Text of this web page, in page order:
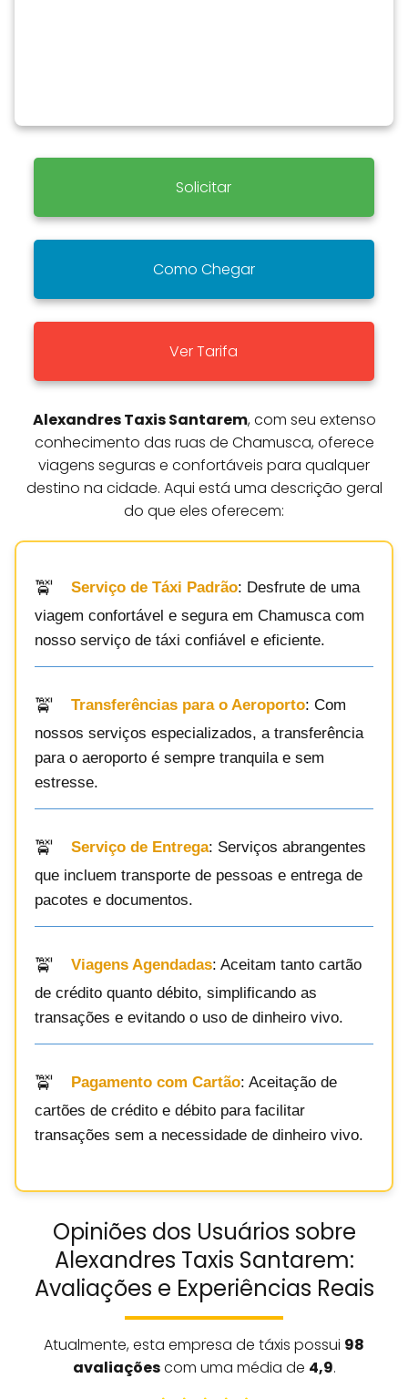
Solicitar
Como Chegar
Ver Tarifa
Alexandres Taxis Santarem, com seu extenso
conhecimento das ruas de Chamusca, oferece
viagens seguras e confortáveis para qualquer
destino na cidade. Aqui está uma descrição geral
do que eles oferecem:
Serviço de Táxi Padrão: Desfrute de uma
viagem confortável e segura em Chamusca com
nosso serviço de táxi confiável e eficiente.
Transferências para o Aeroporto: Com
nossos serviços especializados, a transferência
para o aeroporto é sempre tranquila e sem
estresse.
Serviço de Entrega: Serviços abrangentes
que incluem transporte de pessoas e entrega de
pacotes e documentos.
Viagens Agendadas: Aceitam tanto cartão
de crédito quanto débito, simplificando as
transações e evitando o uso de dinheiro vivo.
Pagamento com Cartão: Aceitação de
cartões de crédito e débito para facilitar
transações sem a necessidade de dinheiro vivo.
Opiniões dos Usuários sobre
Alexandres Taxis Santarem:
Avaliações e Experiências Reais
Atualmente, esta empresa de táxis possui 98
avaliaçõescom uma média de 4,9.